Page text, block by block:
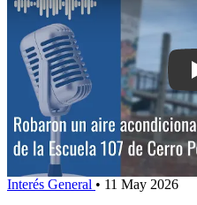
Interés General • 11 May 2026